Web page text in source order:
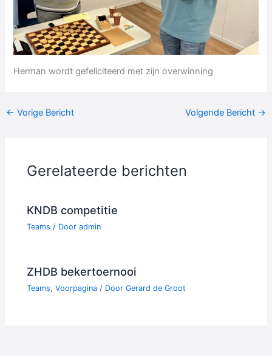
Herman wordt gefeliciteerd met zijn overwinning
← Vorige Bericht Volgende Bericht →
Gerelateerde berichten
KNDB competitie
Teams / Dooradmin
ZHDB bekertoernooi
Teams,Voorpagina / DoorGerard de Groot